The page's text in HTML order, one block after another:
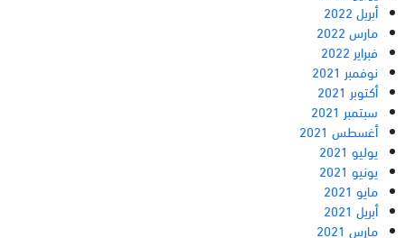
أبريل 2022
مارس 2022
فبراير 2022
نوفمبر 2021
أكتوبر 2021
سبتمبر 2021
أغسطس 2021
يوليو 2021
يونيو 2021
مايو 2021
أبريل 2021
مارس 2021